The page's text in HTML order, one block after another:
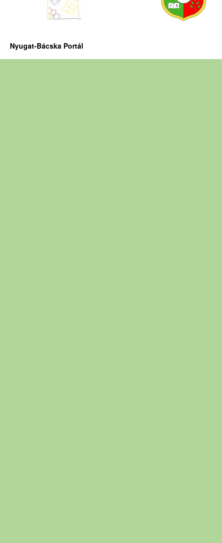
Nyugat-Bácska Portál